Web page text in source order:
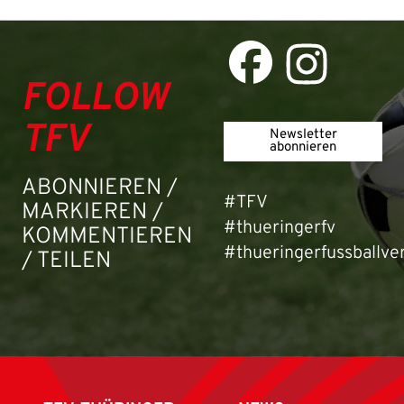
FOLLOW
TFV
ABONNIEREN /
MARKIEREN /
KOMMENTIEREN
/ TEILEN
Newsletter
abonnieren
#TFV
#thueringerfv
Passwort: